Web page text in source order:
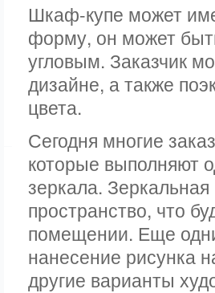
Шкаф-купе может
форму, он может
угловым. Заказчик
дизайне, а также
цвета.
Сегодня многие
которые выполняют
зеркала.
пространство, что
помещении. Еще
нанесение рисунка
другие варианты